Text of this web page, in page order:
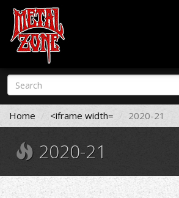
Skip
main
content
Search
form
Search
Home <iframe width= 2020-21
2020-21